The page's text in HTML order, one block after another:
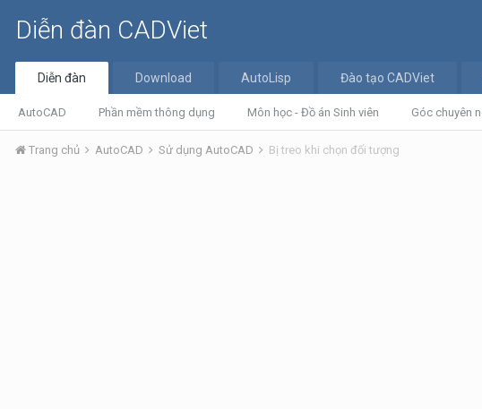
Diễn đàn CADViet
Diễn đàn
AutoCAD Phần mềm thông dụng Môn học - Đồ án Sinh viên Góc chuyên
Download AutoLisp Đào tạo CADViet
Trang chủ AutoCAD Sử dụng AutoCAD Bị treo khi chọn đối tượng